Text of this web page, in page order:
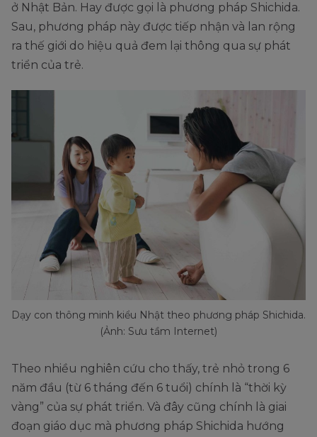
ở Nhật Bản. Hay được gọi là phương pháp Shichida.
Sau, phương pháp này được tiếp nhận và lan rộng
ra thế giới do hiệu quả đem lại thông qua sự phát
triển của trẻ.
Dạy con thông minh kiểu Nhật theo phương pháp Shichida.
(Ảnh: Sưu tầm Internet)
Theo nhiều nghiên cứu cho thấy, trẻ nhỏ trong 6
năm đầu (từ 6 tháng đến 6 tuổi) chính là “thời kỳ
vàng” của sự phát triển. Và đây cũng chính là giai
đoạn giáo dục mà phương pháp Shichida hướng